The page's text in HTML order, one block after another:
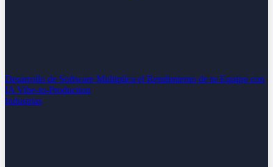
Desarrollo de Software Multiplica el Rendimiento de tu Equipo con
IA Vibe-to-Production
Industrias